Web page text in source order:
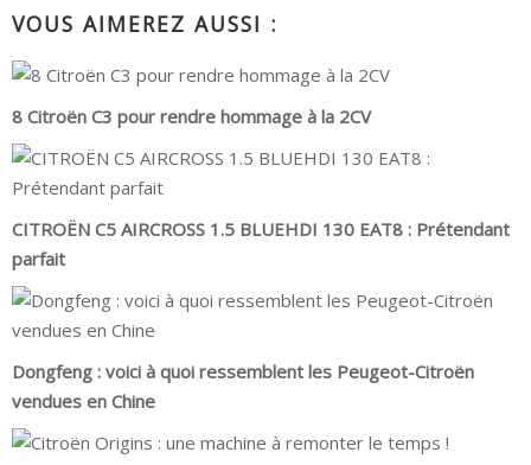
VOUS AIMEREZ AUSSI :
8 Citroën C3 pour rendre hommage à la 2CV
CITROËN C5 AIRCROSS 1.5 BLUEHDI 130 EAT8 : Prétendant
parfait
Dongfeng : voici à quoi ressemblent les Peugeot-Citroën
vendues en Chine